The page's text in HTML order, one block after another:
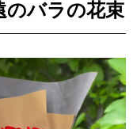
のバラの花束